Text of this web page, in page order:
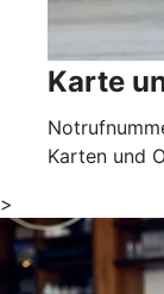
Karte
Karten und
>